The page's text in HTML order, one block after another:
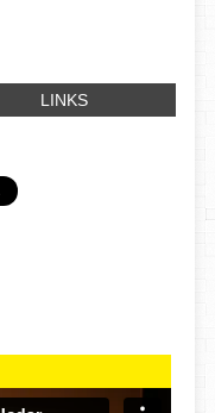
LINKS